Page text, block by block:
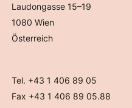
Laudongasse 15–19
1080 Wien
Österreich
Tel. +43 1 406 89 05
Fax +43 1 406 89 05.88